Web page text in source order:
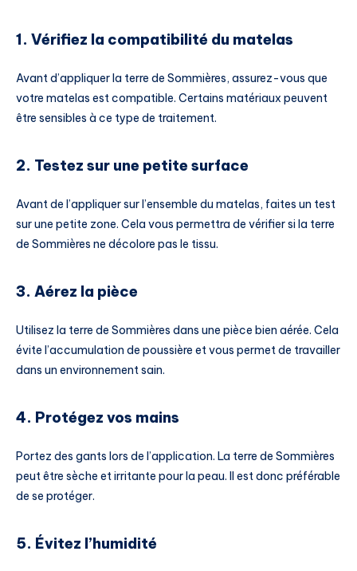
1. Vérifiez la compatibilité du matelas
Avant d’appliquer la terre de Sommières, assurez-vous que
votre matelas est compatible. Certains matériaux peuvent
être sensibles à ce type de traitement.
2. Testez sur une petite surface
Avant de l’appliquer sur l’ensemble du matelas, faites un test
sur une petite zone. Cela vous permettra de vérifier si la terre
de Sommières ne décolore pas le tissu.
3. Aérez la pièce
Utilisez la terre de Sommières dans une pièce bien aérée. Cela
évite l’accumulation de poussière et vous permet de travailler
dans un environnement sain.
4. Protégez vos mains
Portez des gants lors de l’application. La terre de Sommières
peut être sèche et irritante pour la peau. Il est donc préférable
de se protéger.
5. Évitez l’humidité